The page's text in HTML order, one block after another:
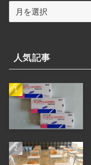
別
人気記事